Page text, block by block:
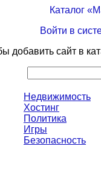
Каталог
Войти в
добавить сайт в
Недвижимость
Хостинг
Политика
Игры
Безопасность